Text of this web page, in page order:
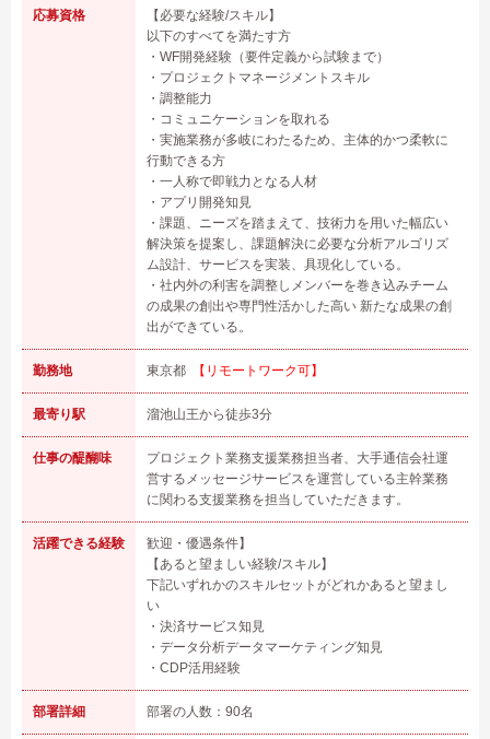
応募資格
【必要な経験/スキル】
以下のすべてを満たす方
・WF開発経験（要件定義から試験まで）
・プロジェクトマネージメントスキル
・調整能力
・コミュニケーションを取れる
・実施業務が多岐にわたるため、主体的かつ柔軟に
行動できる方
・一人称で即戦力となる人材
・アプリ開発知見
・課題、ニーズを踏まえて、技術力を用いた幅広い
解決策を提案し、課題解決に必要な分析アルゴリズ
ム設計、サービスを実装、具現化している。
・社内外の利害を調整しメンバーを巻き込みチーム
の成果の創出や専門性活かした高い 新たな成果の創
出ができている。
勤務地 東京都 【リモートワーク可】
最寄り駅 溜池山王から徒歩3分
仕事の醍醐味
プロジェクト業務支援業務担当者、大手通信会社運
営するメッセージサービスを運営している主幹業務
に関わる支援業務を担当していただきます。
活躍できる経験
歓迎・優遇条件】
【あると望ましい経験/スキル】
下記いずれかのスキルセットがどれかあると望まし
い
・決済サービス知見
・データ分析データマーケティング知見
・CDP活用経験
部署詳細 部署の人数：90名